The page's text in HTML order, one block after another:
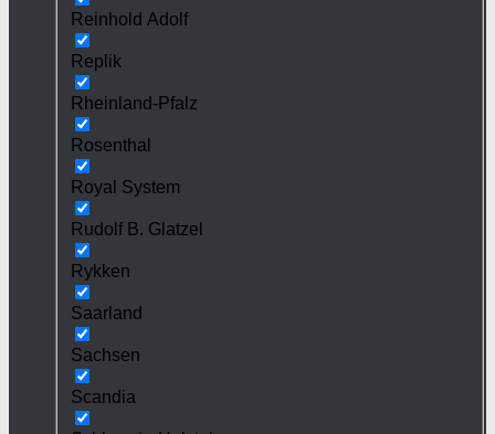
Reinhold Adolf
Replik
Rheinland-Pfalz
Rosenthal
Royal System
Rudolf B. Glatzel
Rykken
Saarland
Sachsen
Scandia